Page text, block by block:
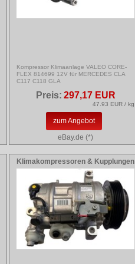
Kompressor Klimaanlage VALEO CORE-
FLEX 814699 12V für MERCEDES CLA
C117 C118 GLA
Preis: 297,17 EUR
47.93 EUR / kg
zum Angebot
eBay.de (*)
Klimakompressoren & Kupplungen